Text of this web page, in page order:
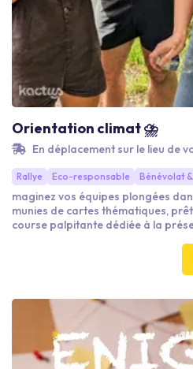
Orientation climat ⛈️
En déplacement sur le lieu de
Rallye Eco-responsable Bénévolat
maginez vos équipes plongées
munies de cartes thématiques,
course palpitante dédiée à la
lumière leurs compétences variées
stratégiquement les balises
arbres mis en jeu.